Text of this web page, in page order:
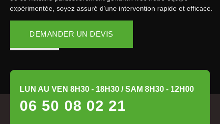
expérimentée, soyez assuré d’une intervention rapide et efficace.
DEMANDER UN DEVIS
LUN AU VEN 8H30 - 18H30 / SAM 8H30 - 12H00
06 50 08 02 21